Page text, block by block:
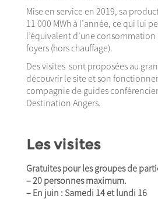
Mise en service en 2019, sa
11 000 MWh à l’année, ce qui lui
l’équivalent d’une
foyers (hors chauffage).
Des visites sont proposées au
découvrir le site et son
compagnie de guides
Destination Angers.
Les visites
Gratuites pour les groupes de
– 20 personnes maximum.
– En juin : Samedi 14 et lundi 16